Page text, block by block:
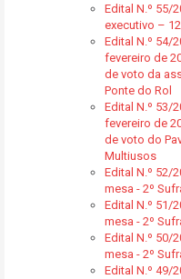
Edital N.º 55/
executivo –
Edital N.º 54/
fevereiro de
de voto da
Ponte do Rol
Edital N.º 53/
fevereiro de
de voto do
Multiusos
Edital N.º 52/
mesa - 2º
Edital N.º 51/
mesa - 2º
Edital N.º 50/
mesa - 2º
Edital N.º 49/